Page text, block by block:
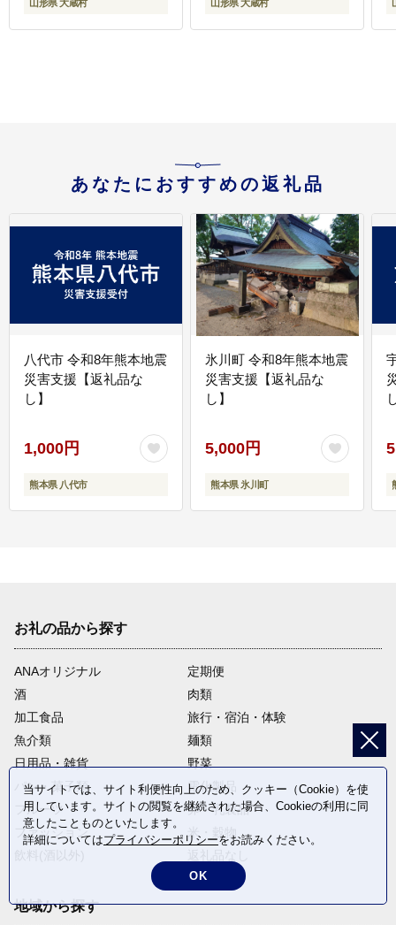
山形県 大蔵村 山形県 大蔵村
あなたにおすすめの返礼品
八代市 令和8年熊本地震
災害支援【返礼品な
し】
1,000円
熊本県 八代市
氷川町 令和8年熊本地震
災害支援【返礼品な
し】
5,000円
熊本県 氷川町
お礼の品から探す
ANAオリジナル
定期便
酒
肉類
加工食品
旅行・宿泊・体験
魚介類
麺類
日用品・雑貨
野菜
パン・菓子類
電化製品
フルーツ
卵・乳製品
ファッション
米・穀物
地域から探す
当サイトでは、サイト利便性向上のため、クッキー（Cookie）を使
用しています。サイトの閲覧を継続された場合、Cookieの利用に同
意したことものといたします。
詳細についてはプライバシーポリシーをお読みください。
OK